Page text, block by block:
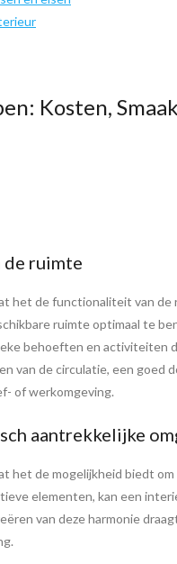
Kosten,
ruimte
het de functionaliteit van
ruimte optimaal te
behoeften en
van de circulatie, een
of werkomgeving.
aantrekkelijke
het de mogelijkheid biedt
elementen, kan een
van deze harmonie